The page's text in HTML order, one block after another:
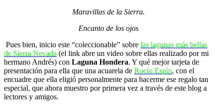
Maravillas de la Sierra.
Encanto de los ojos
Pues bien, inicio este “coleccionable” sobre las lagunas más bellas
de Sierra Nevada (el link abre un video sobre ellas realizado por mi
hermano Andrés) con Laguna Hondera. Y qué mejor tarjeta de
presentación para ella que una acuarela de Rocío Espín, con el
encuadre que ella eligió personalmente para hacerme ese regalo tan
especial, que ahora muestro por primera vez a través de este blog a
lectores y amigos.